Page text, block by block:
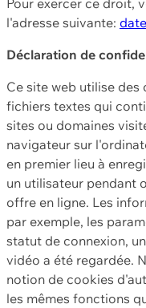
l'adresse suivante:
Déclaration de
Ce site web utilise
fichiers textes qui
sites ou domaines
navigateur sur
en premier lieu à
un utilisateur pendant
offre en ligne. Les
par exemple, les
statut de connexion,
vidéo a été regardée.
notion de cookies
les mêmes fonctions